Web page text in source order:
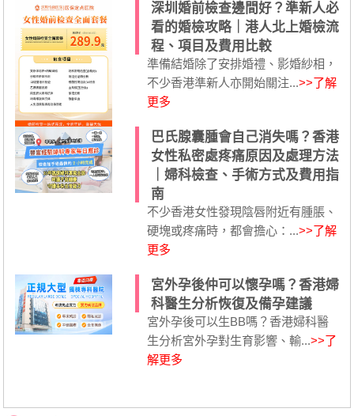
深圳婚前檢查邊間好？準新人必
看的婚檢攻略｜港人北上婚檢流
程、項目及費用比較
準備結婚除了安排婚禮、影婚紗相，
不少香港準新人亦開始關注...>>了解
更多
巴氏腺囊腫會自己消失嗎？香港
女性私密處疼痛原因及處理方法
｜婦科檢查、手術方式及費用指
南
不少香港女性發現陰唇附近有腫脹、
硬塊或疼痛時，都會擔心：...>>了解
更多
宮外孕後仲可以懷孕嗎？香港婦
科醫生分析恢復及備孕建議
宮外孕後可以生BB嗎？香港婦科醫
生分析宮外孕對生育影響、輸...>>了
解更多